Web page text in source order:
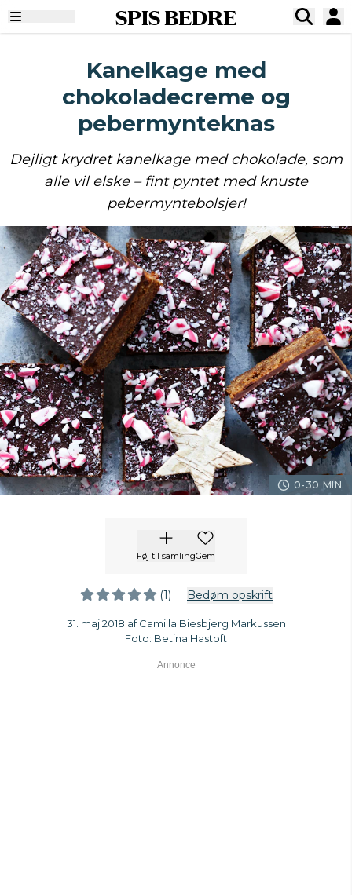
SPIS BEDRE
Kanelkage med
chokoladecreme og
pebermynteknas
Dejligt krydret kanelkage med chokolade, som
alle vil elske – fint pyntet med knuste
pebermyntebolsjer!
0-30 MIN.
Føj til samlingGem
(1) Bedøm opskrift
31. maj 2018 af Camilla Biesbjerg Markussen
Foto: Betina Hastoft